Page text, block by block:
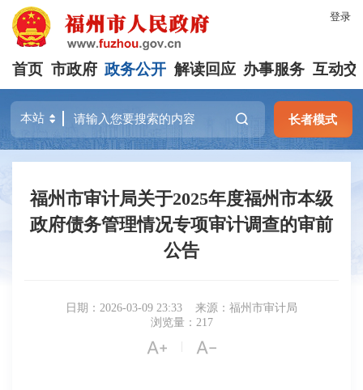
登录
首页 市政府 政务公开 解读回应 办事服务 互动交
长者模式
福州市审计局关于2025年度福州市本级
政府债务管理情况专项审计调查的审前
公告
日期：2026-03-09 23:33
来源：福州市审计局
浏览量：217
 | 